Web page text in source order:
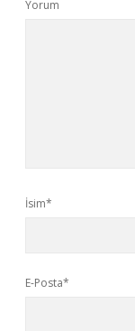
Yorum
İsim*
E-Posta*